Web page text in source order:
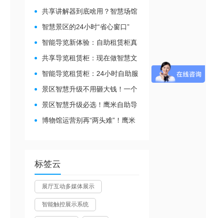
的“静音救星”来了！
共享讲解器到底啥用？智慧场馆
的“静音导游”了解下！
智慧景区的24小时“省心窗口”
智能导览新体验：自助租赁柜真
能重塑景区服务？
共享导览租赁柜：现在做智慧文
旅都得配
智能导览租赁柜：24小时自助服
务，省心还增收
景区智慧升级不用砸大钱！一个
自助导览租赁柜就够了
景区智慧升级必选！鹰米自助导
览租赁柜让游客舒心、运营省心
博物馆运营别再“两头难”！鹰米
标签云
展厅互动多媒体展示
智能触控展示系统